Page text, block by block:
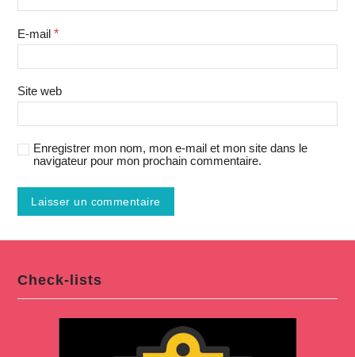
E-mail *
Site web
Enregistrer mon nom, mon e-mail et mon site dans le
navigateur pour mon prochain commentaire.
Check-lists